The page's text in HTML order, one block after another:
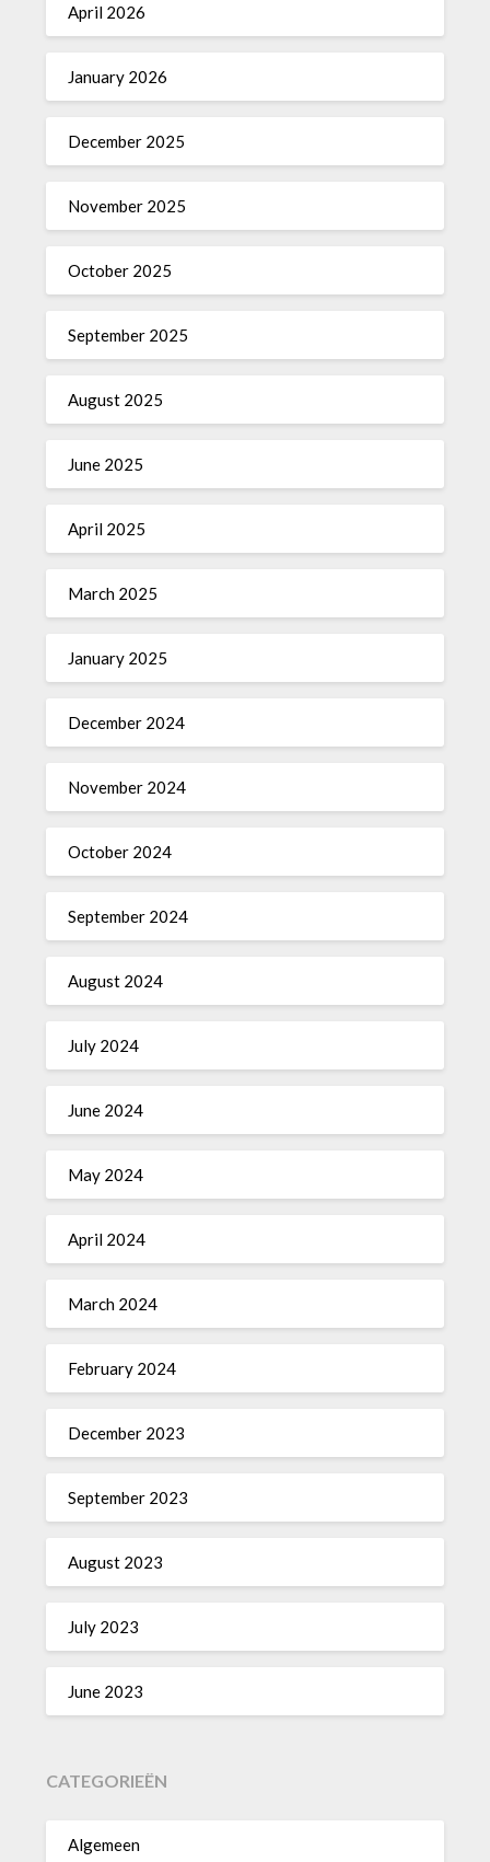
April 2026
January 2026
December 2025
November 2025
October 2025
September 2025
August 2025
June 2025
April 2025
March 2025
January 2025
December 2024
November 2024
October 2024
September 2024
August 2024
July 2024
June 2024
May 2024
April 2024
March 2024
February 2024
December 2023
September 2023
August 2023
July 2023
June 2023
CATEGORIEËN
Algemeen